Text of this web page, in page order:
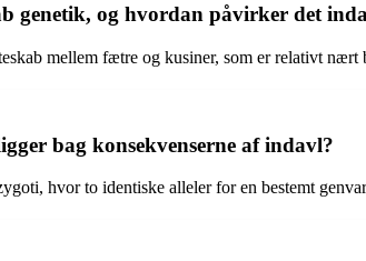
genetik, og hvordan påvirker det
mellem fætre og kusiner, som er relativt
bag konsekvenserne af indavl?
hvor to identiske alleler for en bestemt